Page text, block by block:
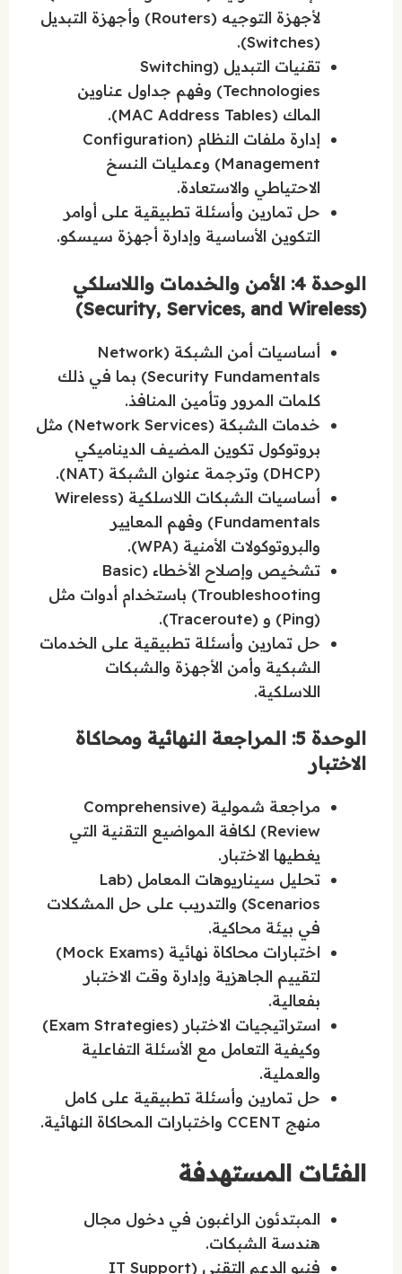
لأجهزة التوجيه (Routers) وأجهزة التبديل
(Switches).
تقنيات التبديل (Switching
Technologies) وفهم جداول عناوين
الماك (MAC Address Tables).
إدارة ملفات النظام (Configuration
Management) وعمليات النسخ
الاحتياطي والاستعادة.
حل تمارين وأسئلة تطبيقية على أوامر
التكوين الأساسية وإدارة أجهزة سيسكو.
الوحدة 4: الأمن والخدمات واللاسلكي
(Security, Services, and Wireless)
أساسيات أمن الشبكة (Network
Security Fundamentals) بما في ذلك
كلمات المرور وتأمين المنافذ.
خدمات الشبكة (Network Services) مثل
بروتوكول تكوين المضيف الديناميكي
(DHCP) وترجمة عنوان الشبكة (NAT).
أساسيات الشبكات اللاسلكية (Wireless
Fundamentals) وفهم المعايير
والبروتوكولات الأمنية (WPA).
تشخيص وإصلاح الأخطاء (Basic
Troubleshooting) باستخدام أدوات مثل
(Ping) و (Traceroute).
حل تمارين وأسئلة تطبيقية على الخدمات
الشبكية وأمن الأجهزة والشبكات
اللاسلكية.
الوحدة 5: المراجعة النهائية ومحاكاة
الاختبار
مراجعة شمولية (Comprehensive
Review) لكافة المواضيع التقنية التي
يغطيها الاختبار.
تحليل سيناريوهات المعامل (Lab
Scenarios) والتدريب على حل المشكلات
في بيئة محاكية.
اختبارات محاكاة نهائية (Mock Exams)
لتقييم الجاهزية وإدارة وقت الاختبار
بفعالية.
استراتيجيات الاختبار (Exam Strategies)
وكيفية التعامل مع الأسئلة التفاعلية
والعملية.
حل تمارين وأسئلة تطبيقية على كامل
منهج CCENT واختبارات المحاكاة النهائية.
الفئات المستهدفة
المبتدئون الراغبون في دخول مجال
هندسة الشبكات.
فنيو الدعم التقني (IT Support